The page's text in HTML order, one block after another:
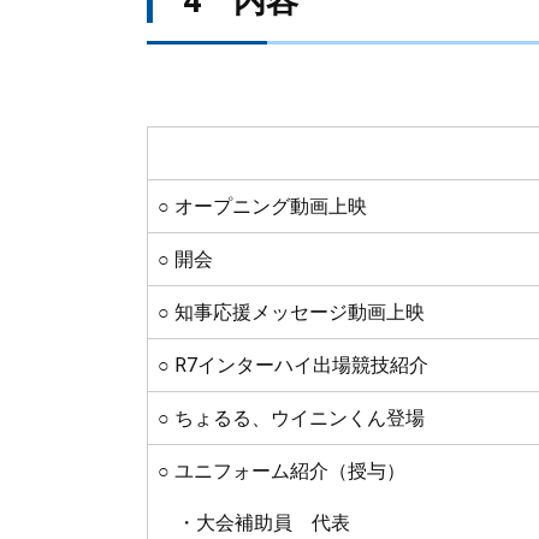
○ オープニング動画上映
○ 開会
○ 知事応援メッセージ動画上映
○ R7インターハイ出場競技紹介
○ ちょるる、ウイニンくん登場
○ ユニフォーム紹介（授与）
・大会補助員 代表